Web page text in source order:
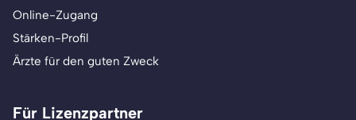
Online-Zugang
Stärken-Profil
Ärzte für den guten Zweck
Für Lizenzpartner